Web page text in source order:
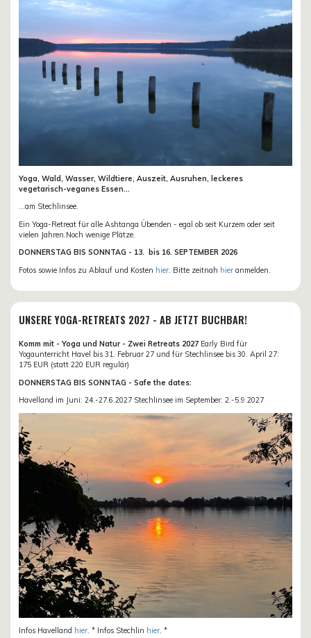
Yoga, Wald, Wasser, Wildtiere, Auszeit, Ausruhen, leckeres
vegetarisch-veganes Essen...
...am Stechlinsee.
Ein Yoga-Retreat für alle Ashtanga Übenden - egal ob seit Kurzem oder seit
vielen Jahren.Noch wenige Plätze.
DONNERSTAG BIS SONNTAG - 13. bis 16. SEPTEMBER 2026
Fotos sowie Infos zu Ablauf und Kosten hier . Bitte zeitnah hier anmelden.
UNSERE YOGA-RETREATS 2027 - AB JETZT BUCHBAR!
Komm mit - Yoga und Natur - Zwei Retreats 2027 Early Bird für
Yogaunterricht Havel bis 31. Februar 27 und für Stechlinsee bis 30. April 27:
175 EUR (statt 220 EUR regulär)
DONNERSTAG BIS SONNTAG - Safe the dates:
Havelland im Juni: 24.-27.6.2027 Stechlinsee im September: 2.-5.9.2027
Infos Havelland hier . * Infos Stechlin hier . *